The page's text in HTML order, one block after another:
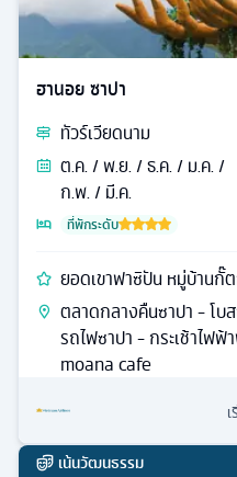
ฮานอย ซาปา
ทัวร์เวียดนาม
ต.ค. / พ.ย. / ธ.ค. / ม.ค. /
ก.พ. / มี.ค.
ที่พักระดับ
ยอดเขาฟาซิปัน หมู่บ้านกั๊
ตลาดกลางคืนซาปา - โบ
รถไฟซาปา - กระเช้าไฟ
moana cafe
เน้นวัฒนธรรม